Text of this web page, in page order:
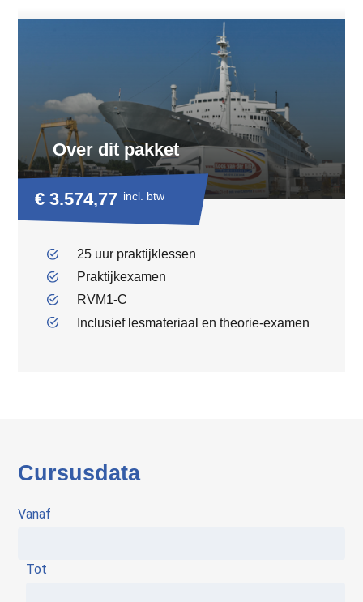
Over dit pakket
€ 3.574,77 incl. btw
25 uur praktijklessen
Praktijkexamen
RVM1-C
Inclusief lesmateriaal en theorie-examen
Cursusdata
Vanaf
Tot